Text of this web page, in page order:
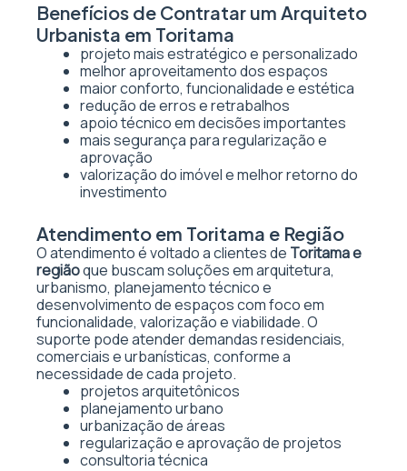
Benefícios de Contratar um Arquiteto
Urbanista em Toritama
projeto mais estratégico e personalizado
melhor aproveitamento dos espaços
maior conforto, funcionalidade e estética
redução de erros e retrabalhos
apoio técnico em decisões importantes
mais segurança para regularização e
aprovação
valorização do imóvel e melhor retorno do
investimento
Atendimento em Toritama e Região
O atendimento é voltado a clientes de Toritama e
regiãoque buscam soluções em arquitetura,
urbanismo, planejamento técnico e
desenvolvimento de espaços com foco em
funcionalidade, valorização e viabilidade. O
suporte pode atender demandas residenciais,
comerciais e urbanísticas, conforme a
necessidade de cada projeto.
projetos arquitetônicos
planejamento urbano
urbanização de áreas
regularização e aprovação de projetos
consultoria técnica